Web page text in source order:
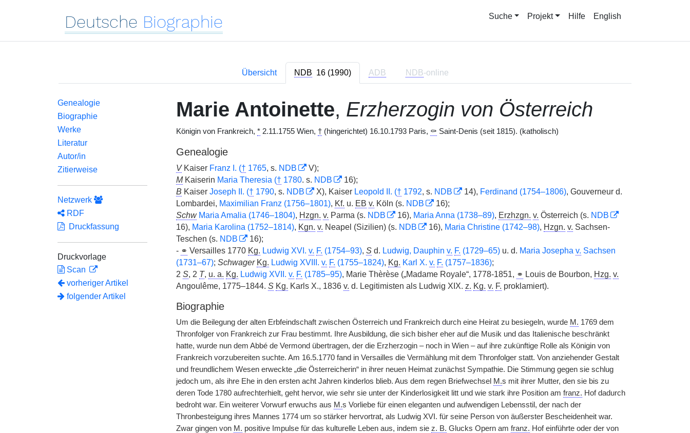
Deutsche Biographie Suche Projekt Hilfe English
Übersicht NDB 16 (1990) ADB NDB-online
Genealogie
Biographie
Werke
Literatur
Autor/in
Zitierweise
Netzwerk
RDF
Druckfassung
Druckvorlage
Scan
vorheriger Artikel
folgender Artikel
Marie Antoinette, Erzherzogin von Österreich
Königin von Frankreich, *2.11.1755 Wien, †(hingerichtet) 16.10.1793 Paris, ⚰ Saint-Denis (seit 1815). (katholisch)
Genealogie
VKaiser Franz I. († 1765, s. NDB
V);
MKaiserin Maria Theresia († 1780. s. NDB
16);
B Kaiser Joseph II. († 1790, s. NDB X), Kaiser Leopold II. († 1792, s. NDB 14), Ferdinand (1754–1806), Gouverneur d.
Lombardei, Maximilian Franz (1756–1801), Kf. u. EB v. Köln (s. NDB
16);
Schw Maria Amalia (1746–1804), Hzgn. v. Parma (s. NDB 16), Maria Anna (1738–89), Erzhzgn. v. Österreich (s. NDB
16), Maria Karolina (1752–1814), Kgn. v. Neapel (Sizilien) (s. NDB 16), Maria Christine (1742–98), Hzgn. v. Sachsen-
Teschen (s. NDB
16);
- ⚭ Versailles 1770 Kg. Ludwig XVI. v. F. (1754–93), Sd. Ludwig, Dauphin v. F. (1729–65)u. d. Maria Josepha v. Sachsen
(1731–67); Schwager Kg. Ludwig XVIII. v. F. (1755–1824), Kg. Karl X. v. F. (1757–1836);
2 S, 2 T, u. a. Kg. Ludwig XVII. v. F. (1785–95), Marie Thèrèse („Madame Royale“, 1778-1851, ⚭ Louis de Bourbon, Hzg. v.
Angoulême, 1775–1844. S Kg. Karls X., 1836 v. d. Legitimisten als Ludwig XIX. z. Kg. v. F. proklamiert).
Biographie
Um die Beilegung der alten Erbfeindschaft zwischen Österreich und Frankreich durch eine Heirat zu besiegeln, wurde M. 1769 dem
Thronfolger von Frankreich zur Frau bestimmt. Ihre Ausbildung, die sich bisher eher auf die Musik und das Italienische beschränkt
hatte, wurde nun dem Abbé de Vermond übertragen, der die Erzherzogin – noch in Wien – auf ihre zukünftige Rolle als Königin von
Frankreich vorzubereiten suchte. Am 16.5.1770 fand in Versailles die Vermählung mit dem Thronfolger statt. Von anziehender Gestalt
und freundlichem Wesen erweckte „die Österreicherin“ in ihrer neuen Heimat zunächst Sympathie. Die Stimmung gegen sie schlug
jedoch um, als ihre Ehe in den ersten acht Jahren kinderlos blieb. Aus dem regen Briefwechsel M.s mit ihrer Mutter, den sie bis zu
deren Tode 1780 aufrechterhielt, geht hervor, wie sehr sie unter der Kinderlosigkeit litt und wie stark ihre Position am franz. Hof dadurch
bedroht war. Ein weiterer Vorwurf erwuchs aus M.s Vorliebe für einen eleganten und aufwendigen Lebensstil, der nach der
Thronbesteigung ihres Mannes 1774 um so stärker hervortrat, als Ludwig XVI. für seine Person von äußerster Bescheidenheit war.
Zwar gingen von M. positive Impulse für das kulturelle Leben aus, indem sie z. B. Glucks Opern am franz. Hof einführte oder der von